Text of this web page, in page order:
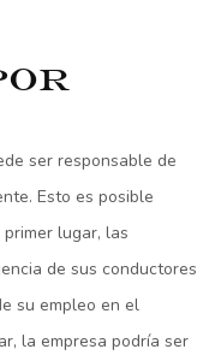
ser responsable de
Esto es posible
lugar, las
de sus conductores
su empleo en el
la empresa podría ser